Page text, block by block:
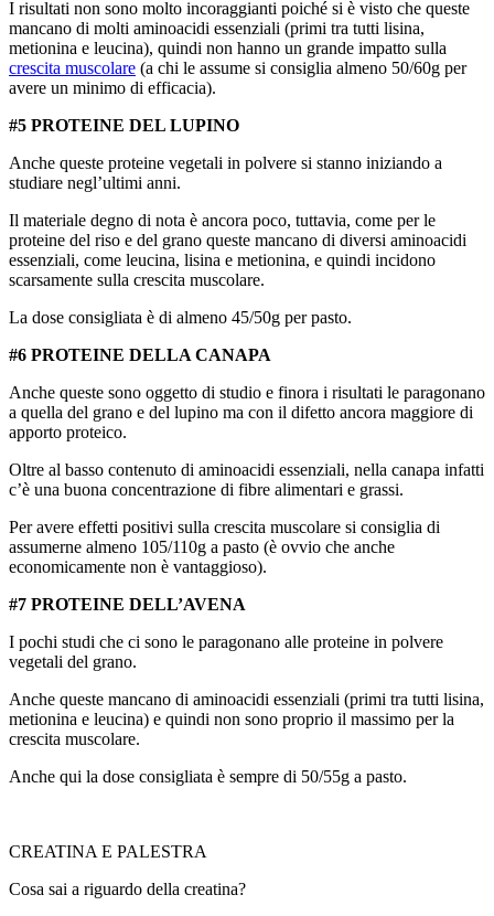
I risultati non sono molto incoraggianti poiché si è visto che queste
mancano di molti aminoacidi essenziali (primi tra tutti lisina,
metionina e leucina), quindi non hanno un grande impatto sulla
crescita muscolare (a chi le assume si consiglia almeno 50/60g per
avere un minimo di efficacia).
#5 PROTEINE DEL LUPINO
Anche queste proteine vegetali in polvere si stanno iniziando a
studiare negl’ultimi anni.
Il materiale degno di nota è ancora poco, tuttavia, come per le
proteine del riso e del grano queste mancano di diversi aminoacidi
essenziali, come leucina, lisina e metionina, e quindi incidono
scarsamente sulla crescita muscolare.
La dose consigliata è di almeno 45/50g per pasto.
#6 PROTEINE DELLA CANAPA
Anche queste sono oggetto di studio e finora i risultati le paragonano
a quella del grano e del lupino ma con il difetto ancora maggiore di
apporto proteico.
Oltre al basso contenuto di aminoacidi essenziali, nella canapa infatti
c’è una buona concentrazione di fibre alimentari e grassi.
Per avere effetti positivi sulla crescita muscolare si consiglia di
assumerne almeno 105/110g a pasto (è ovvio che anche
economicamente non è vantaggioso).
#7 PROTEINE DELL’AVENA
I pochi studi che ci sono le paragonano alle proteine in polvere
vegetali del grano.
Anche queste mancano di aminoacidi essenziali (primi tra tutti lisina,
metionina e leucina) e quindi non sono proprio il massimo per la
crescita muscolare.
Anche qui la dose consigliata è sempre di 50/55g a pasto.
CREATINA E PALESTRA
Cosa sai a riguardo della creatina?